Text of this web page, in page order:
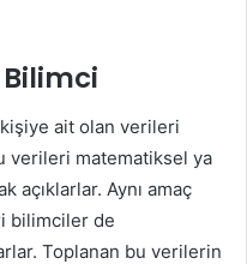
ait olan verileri
verileri matematiksel ya
açıklarlar. Aynı amaç
bilimciler de
Toplanan bu verilerin